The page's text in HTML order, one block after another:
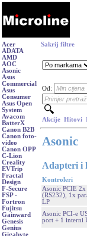
Acer
ADATA
AMD
AOC
Asonic
Asus
Commercial
Asus
Consumer
Asus Open
System
Avacom
BatterX
Canon B2B
Canon foto-
video
Canon OPP
C-Lion
Creality
EVTrip
Fractal
Design
F-Secure
FSP -
Fortron
Fujitsu
Gainward
Genesis
Genius
Gigabyte
Sakrij filtre
Od:
Akcije Hitovi
Asonic
Adapteri i
Kontroleri
Asonic PCIE 2x
(RS232), 1x
LP
Asonic PCI-e
port + 1 interni